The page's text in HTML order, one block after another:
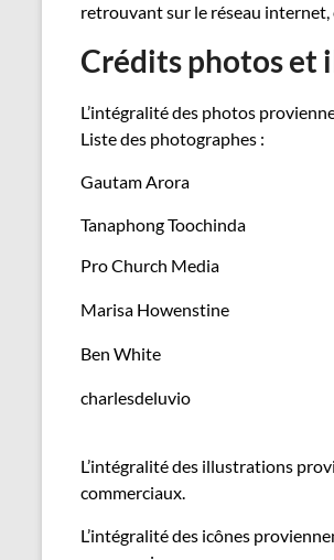
retrouvant sur le réseau
Crédits photos et
L’intégralité des photos
Liste des photographes :
Gautam Arora
Tanaphong Toochinda
Pro Church Media
Marisa Howenstine
Ben White
charlesdeluvio
L’intégralité des illustrations
commerciaux.
L’intégralité des icônes